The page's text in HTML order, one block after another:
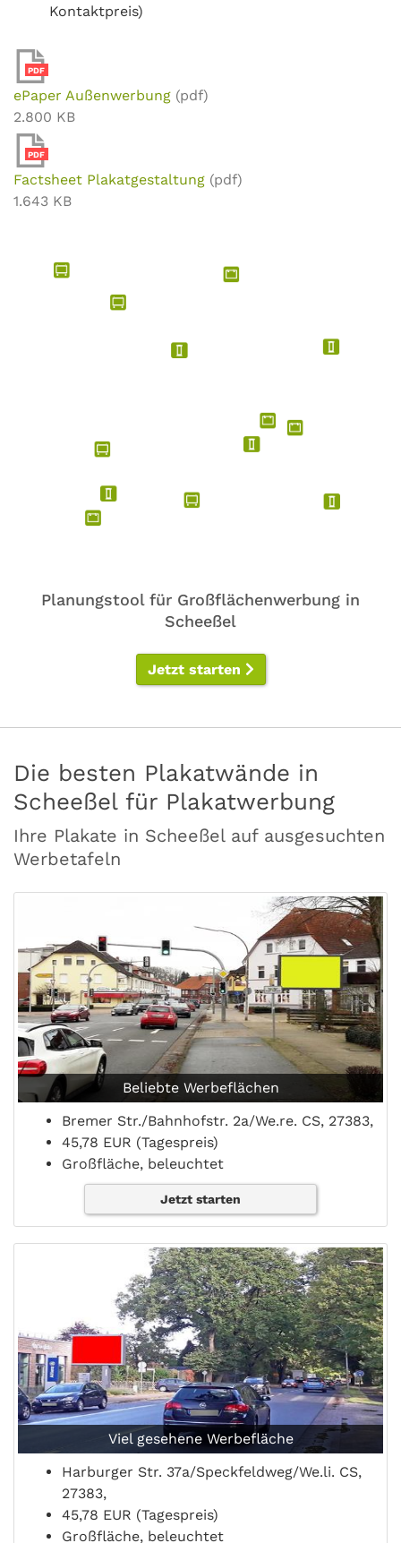
Kontaktpreis)
PDF
ePaper Außenwerbung (pdf)
2.800 KB
PDF
Factsheet Plakatgestaltung (pdf)
1.643 KB
Planungstool für Großflächenwerbung in
Scheeßel
Jetzt starten
Die besten Plakatwände in
Scheeßel für Plakatwerbung
Ihre Plakate in Scheeßel auf ausgesuchten
Werbetafeln
Beliebte Werbeflächen
Bremer Str./Bahnhofstr. 2a/We.re. CS, 27383,
45,78 EUR (Tagespreis)
Großfläche, beleuchtet
Jetzt starten
Viel gesehene Werbefläche
Harburger Str. 37a/Speckfeldweg/We.li. CS,
27383,
45,78 EUR (Tagespreis)
Großfläche, beleuchtet